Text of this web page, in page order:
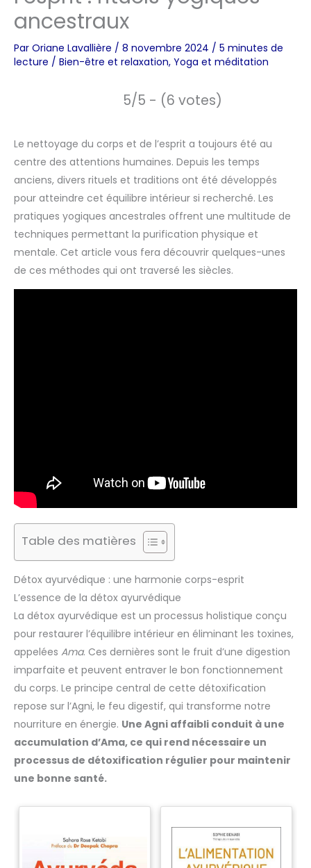
ancestraux
Par Oriane Lavallière / 8 novembre 2024 / 5 minutes de
lecture / Bien-être et relaxation, Yoga et méditation
5/5 - (6 votes)
Le nettoyage du corps et de l’esprit a toujours été au
centre des attentions humaines. Depuis les temps
anciens, divers rituels et traditions ont été développés
pour atteindre cet équilibre intérieur si recherché. Les
pratiques yogiques ancestrales offrent une multitude de
techniques permettant la purification physique et
mentale. Cet article vous fera découvrir quelques-unes
de ces méthodes qui ont traversé les siècles.
Table des matières
Détox ayurvédique : une harmonie corps-esprit
L’essence de la détox ayurvédique
La détox ayurvédique est un processus holistique conçu
pour restaurer l’équilibre intérieur en éliminant les toxines,
appelées Ama. Ces dernières sont le fruit d’une digestion
imparfaite et peuvent entraver le bon fonctionnement
du corps. Le principe central de cette détoxification
repose sur l’Agni, le feu digestif, qui transforme notre
nourriture en énergie. Une Agni affaibli conduit à une
accumulation d’Ama, ce qui rend nécessaire un
processus de détoxification régulier pour maintenir
une bonne santé.